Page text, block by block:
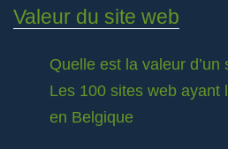
Valeur du site web
Quelle est la valeur d’un
Les 100 sites web ayant
en Belgique